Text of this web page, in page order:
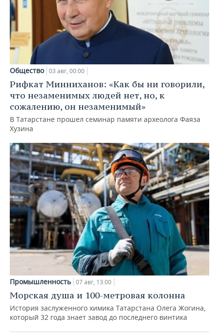
Общество 03 авг, 00:00
Рифкат Минниханов: «Как бы ни говорили,
что незаменимых людей нет, но, к
сожалению, он незаменимый»
В Татарстане прошел семинар памяти археолога Фаяза
Хузина
Промышленность 07 авг, 13:00
Морская душа и 100-метровая колонна
История заслуженного химика Татарстана Олега Жогина,
который 32 года знает завод до последнего винтика